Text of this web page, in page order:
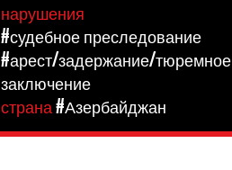
нарушения
#судебное преследование
#арест/задержание/тюремное
заключение
страна#Азербайджан